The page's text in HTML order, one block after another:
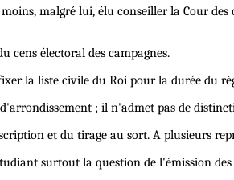
malgré lui, élu conseiller la Cour
cens électoral des campagnes.
la liste civile du Roi pour la durée du
; il n'admet pas de
et du tirage au sort. A plusieurs
surtout la question de l'émission